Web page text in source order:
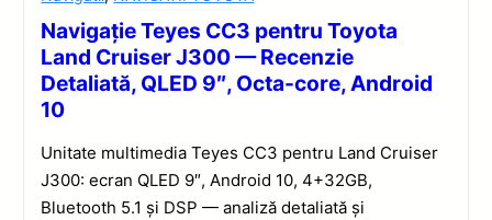
Navigație Teyes CC3 pentru Toyota
Land Cruiser J300 — Recenzie
Detaliată, QLED 9″, Octa-core, Android
10
Unitate multimedia Teyes CC3 pentru Land Cruiser
J300: ecran QLED 9″, Android 10, 4+32GB,
Bluetooth 5.1 și DSP — analiză detaliată și